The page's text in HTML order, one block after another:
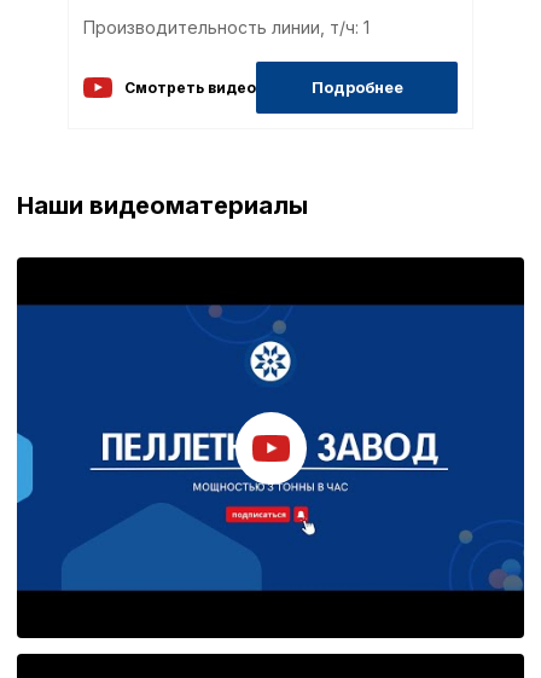
Производительность линии, т/ч: 1
Смотреть видео Подробнее
Наши видеоматериалы